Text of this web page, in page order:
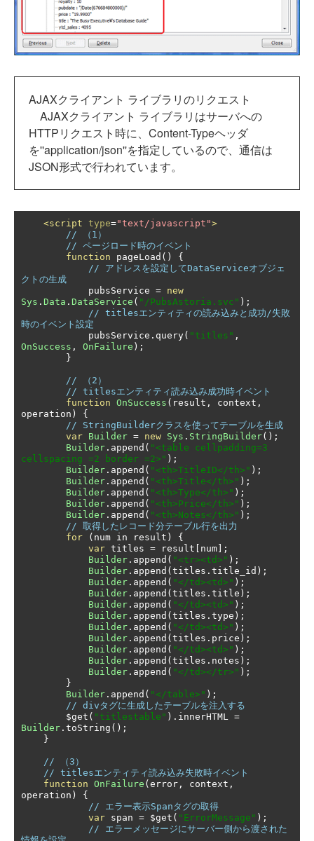
AJAXクライアント ライブラリのリクエスト
AJAXクライアント ライブラリはサーバへの
HTTPリクエスト時に、Content-Typeヘッダ
を''application/json''を指定しているので、通信は
JSON形式で行われています。
<script type="text/javascript">
// （1）
// ページロード時のイベント
function pageLoad ()
{
// アドレスを設定してDataServiceオブジェ
クトの生成
            pubsService
= new
Sys . Data . DataService ( "/PubsAstoria.svc" );
// titlesエンティティの読み込みと成功/失敗
時のイベント設定
            pubsService
. query( "titles" ,
OnSuccess , OnFailure );
}
// （2）
// titlesエンティティ読み込み成功時イベント
function OnSuccess ( result , context ,
operation )
{
// StringBuilderクラスを使ってテーブルを生成
var Builder = new Sys . StringBuilder();
Builder . append ( "<table cellpadding=3
cellspacing =2 border =2>" );
Builder . append ( "<th>TitleID</th>" );
Builder . append ( "<th>Title</th>" );
Builder . append ( "<th>Type</th>" );
Builder . append ( "<th>Price</th>" );
Builder . append ( "<th>Notes</th>" );
// 取得したレコード分テーブル行を出力
for
( num in result )
{
var titles = result num ];
Builder . append ( "<tr><td>" );
Builder . append ( titles . title_id );
Builder . append ( "</td><td>" );
Builder . append ( titles . title );
Builder . append ( "</td><td>" );
Builder . append ( titles . type );
Builder . append ( "</td><td>" );
Builder . append ( titles . price );
Builder . append ( "</td><td>" );
Builder . append ( titles . notes );
Builder . append ( "</td></tr>" );
}
Builder . append ( "</table>" );
// divタグに生成したテーブルを注入する
        $get
( "titlestable" ). innerHTML =
Builder . toString ();
}
// （3）
// titlesエンティティ読み込み失敗時イベント
function OnFailure ( error , context ,
operation )
{
// エラー表示Spanタグの取得
var span = $get ( "ErrorMessage" );
// エラーメッセージにサーバー側から渡された